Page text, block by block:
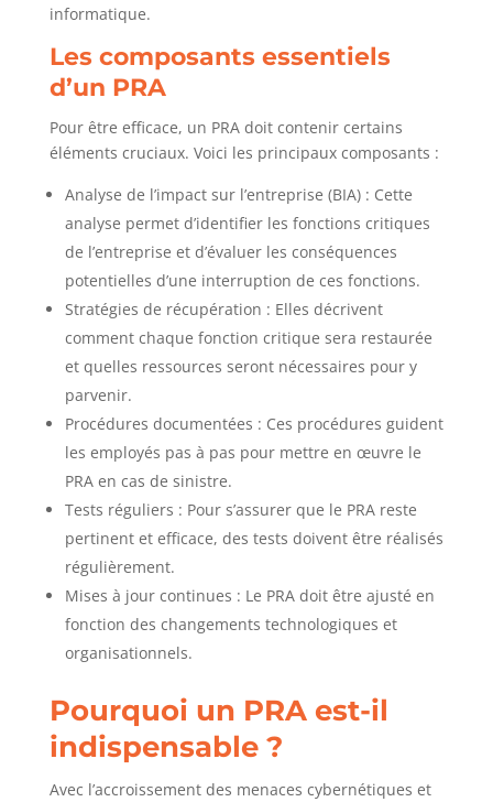
informatique.
Les composants essentiels
d’un PRA
Pour être efficace, un PRA doit contenir certains
éléments cruciaux. Voici les principaux composants :
Analyse de l’impact sur l’entreprise (BIA) : Cette
analyse permet d’identifier les fonctions critiques
de l’entreprise et d’évaluer les conséquences
potentielles d’une interruption de ces fonctions.
Stratégies de récupération : Elles décrivent
comment chaque fonction critique sera restaurée
et quelles ressources seront nécessaires pour y
parvenir.
Procédures documentées : Ces procédures guident
les employés pas à pas pour mettre en œuvre le
PRA en cas de sinistre.
Tests réguliers : Pour s’assurer que le PRA reste
pertinent et efficace, des tests doivent être réalisés
régulièrement.
Mises à jour continues : Le PRA doit être ajusté en
fonction des changements technologiques et
organisationnels.
Pourquoi un PRA est-il
indispensable ?
Avec l’accroissement des menaces cybernétiques et